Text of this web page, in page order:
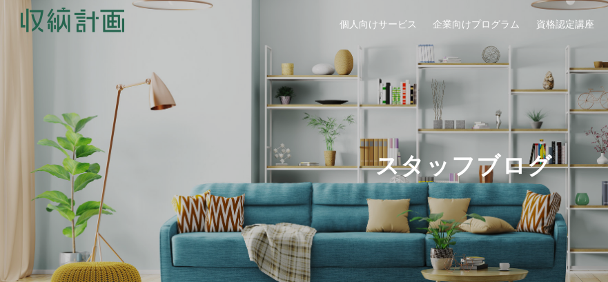
個人向けサービス 企業向けプログラム 資格認定講座
スタッフブログ